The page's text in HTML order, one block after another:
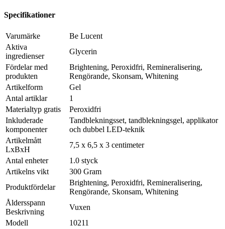
Specifikationer
Varumärke
Be Lucent
Aktiva
ingredienser
Glycerin
Fördelar med
produkten
Brightening, Peroxidfri, Remineralisering,
Rengörande, Skonsam, Whitening
Artikelform
Gel
Antal artiklar
1
Materialtyp gratis
Peroxidfri
Inkluderade
komponenter
Tandblekningsset, tandblekningsgel, applikator
och dubbel LED-teknik
Artikelmått
LxBxH
7,5 x 6,5 x 3 centimeter
Antal enheter
1.0 styck
Artikelns vikt
300 Gram
Produktfördelar
Brightening, Peroxidfri, Remineralisering,
Rengörande, Skonsam, Whitening
Åldersspann
Beskrivning
Vuxen
Modell
10211